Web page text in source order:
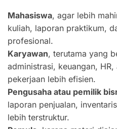
Mahasiswa, agar lebih
kuliah, laporan praktikum,
profesional.
Karyawan, terutama yang
administrasi, keuangan,
pekerjaan lebih efisien.
Pengusaha atau pemilik
laporan penjualan,
lebih terstruktur.